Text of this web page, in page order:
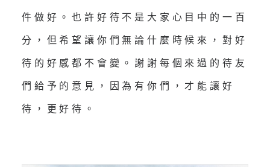
件做好。也許好待不是大家心目中的一百
分，但希望讓你們無論什麼時候來，對好
待的好感都不會變。謝謝每個來過的待友
們給予的意見，因為有你們，才能讓好
待，更好待。